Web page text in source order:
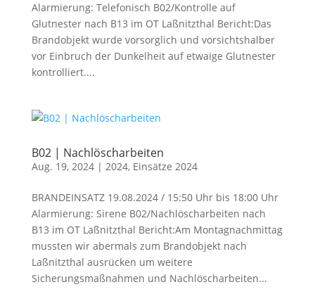
Alarmierung: Telefonisch B02/Kontrolle auf
Glutnester nach B13 im OT Laßnitzthal Bericht:Das
Brandobjekt wurde vorsorglich und vorsichtshalber
vor Einbruch der Dunkelheit auf etwaige Glutnester
kontrolliert....
B02 | Nachlöscharbeiten
Aug. 19, 2024| 2024, Einsätze 2024
BRANDEINSATZ 19.08.2024 / 15:50 Uhr bis 18:00 Uhr
Alarmierung: Sirene B02/Nachlöscharbeiten nach
B13 im OT Laßnitzthal Bericht:Am Montagnachmittag
mussten wir abermals zum Brandobjekt nach
Laßnitzthal ausrücken um weitere
Sicherungsmaßnahmen und Nachlöscharbeiten...